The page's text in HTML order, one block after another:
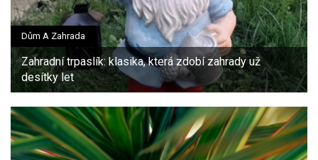
Dům A Zahrada
Zahradní trpaslík: klasika, která zdobí zahrady už
desítky let